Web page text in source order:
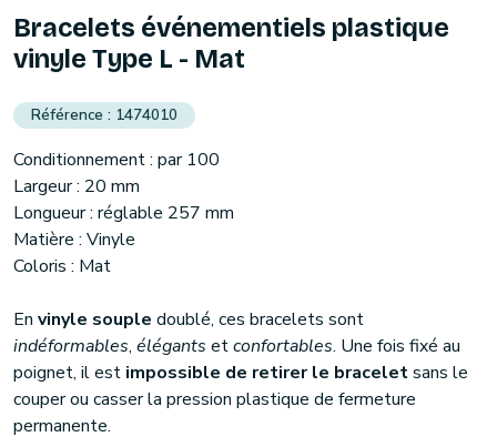
Bracelets événementiels plastique
vinyle Type L - Mat
1474010
Conditionnement : par 100
Largeur : 20 mm
Longueur : réglable 257 mm
Matière : Vinyle
Coloris : Mat
En vinyle souple doublé, ces bracelets sont
indéformables, élégants etconfortables. Une fois fixé au
poignet, il est impossible de retirer le braceletsans le
couper ou casser la pression plastique de fermeture
permanente.